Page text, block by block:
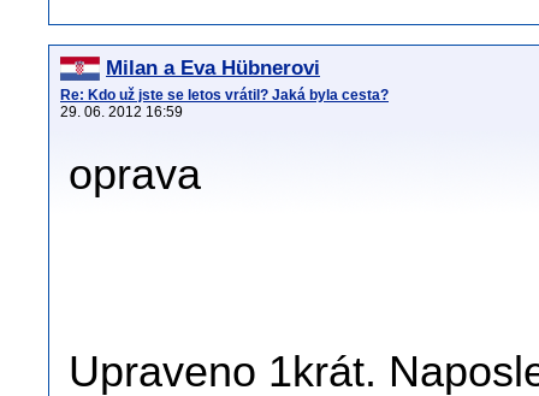
Milan a Eva Hübnerovi
Re: Kdo už jste se letos vrátil? Jaká byla cesta?
29. 06. 2012 16:59
oprava
Upraveno 1krát.